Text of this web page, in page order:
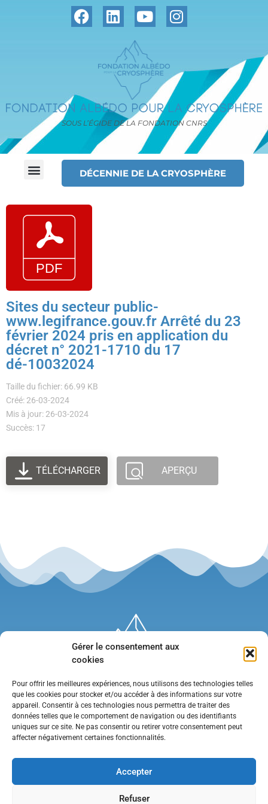
Gérer le consentement aux
cookies
Pour offrir les meilleures expériences, nous utilisons des technologies telles
que les cookies pour stocker et/ou accéder à des informations sur votre
appareil. Consentir à ces technologies nous permettra de traiter des
données telles que le comportement de navigation ou des identifiants
uniques sur ce site. Ne pas consentir ou retirer votre consentement peut
affecter négativement certaines fonctionnalités.
Accepter
Refuser
SOUS L’ÉGIDE DE LA FONDATION CNRS
DÉCENNIE DE LA CRYOSPHÈRE
Sites du secteur public-
www.legifrance.gouv.fr Arrêté du 23
février 2024 pris en application du
décret n° 2021-1710 du 17
dé-10032024
Taille du fichier: 66.99 KB
Créé: 26-03-2024
Mis à jour: 26-03-2024
Succès: 17
TÉLÉCHARGER APERÇU
•Contact